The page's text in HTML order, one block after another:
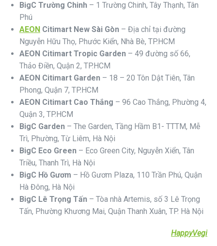
BigC Trường Chinh – 1 Trường Chinh, Tây Thạnh, Tân
Phú
AEON Citimart New Sài Gòn – Địa chỉ tại đường
Nguyễn Hữu Thọ, Phước Kiển, Nhà Bè, TP.HCM
AEON Citimart Tropic Garden – 49 đường số 66,
Thảo Điền, Quận 2, TP.HCM
AEON Citimart Garden – 18 – 20 Tôn Dật Tiên, Tân
Phong, Quận 7, TP.HCM
AEON Citimart Cao Thắng – 96 Cao Thắng, Phường 4,
Quận 3, TP.HCM
BigC Garden – The Garden, Tầng Hầm B1- TTTM, Mễ
Trì, Phường, Từ Liêm, Hà Nội
BigC Eco Green – Eco Green City, Nguyễn Xiển, Tân
Triều, Thanh Trì, Hà Nội
BigC Hồ Gươm – Hồ Gươm Plaza, 110 Trần Phú, Quận
Hà Đông, Hà Nội
BigC Lê Trọng Tấn – Tòa nhà Artemis, số 3 Lê Trọng
Tấn, Phường Khương Mai, Quận Thanh Xuân, TP. Hà Nội
HappyVegi